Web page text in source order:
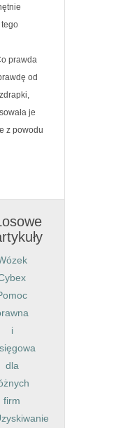
prawda
od
je
z powodu
i
dla
firm